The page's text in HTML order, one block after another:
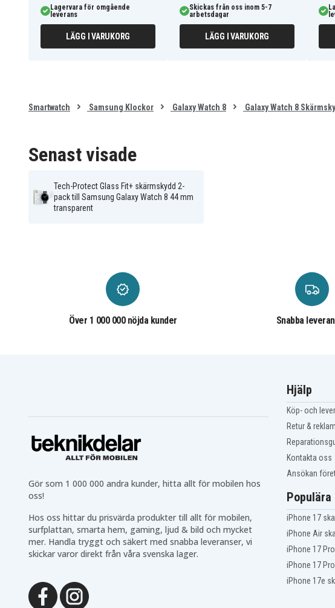
Lagervara för omgående
leverans
LÄGG I VARUKORG
Skickas från oss inom 5-7
arbetsdagar
LÄGG I VARUKORG
Smartwatch Samsung Klockor Galaxy Watch 8 Galaxy Watch 8
Senast visade
Tech-Protect Glass Fit+ skärmskydd 2-
pack till Samsung Galaxy Watch 8 44 mm
transparent
Över 1 000 000 nöjda kunder Snabba
Gör som 1 000 000 andra kunder, hitta allt för mobilen hos
oss!
Hos oss hittar du prisvärda produkter till allt för mobilen,
surfplattan, smarta hem, gaming, ljud & bild och mycket
mer. Handla tryggt och säkert med snabba leveranser, vi
skickar varor direkt från våra svenska lager.
Hjälp
Köp- och
Retur &
Kontakta oss
Ansökan
iPhone 17 skal
iPhone Air skal
iPhone 17 Pro
iPhone 17
iPhone 17e